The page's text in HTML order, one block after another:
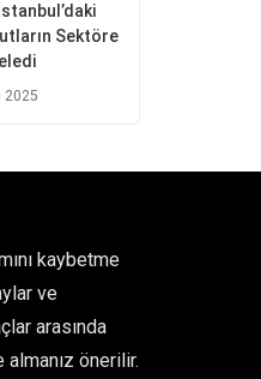
Sektöre
2025
kaybetme
ve
arasında
önerilir.